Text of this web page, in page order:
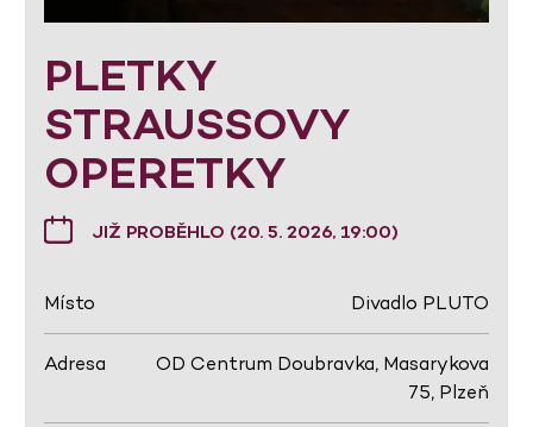
PLETKY
STRAUSSOVY
OPERETKY
JIŽ PROBĚHLO (20. 5. 2026, 19:00)
Místo Divadlo PLUTO
Adresa
OD Centrum Doubravka, Masarykova
75, Plzeň